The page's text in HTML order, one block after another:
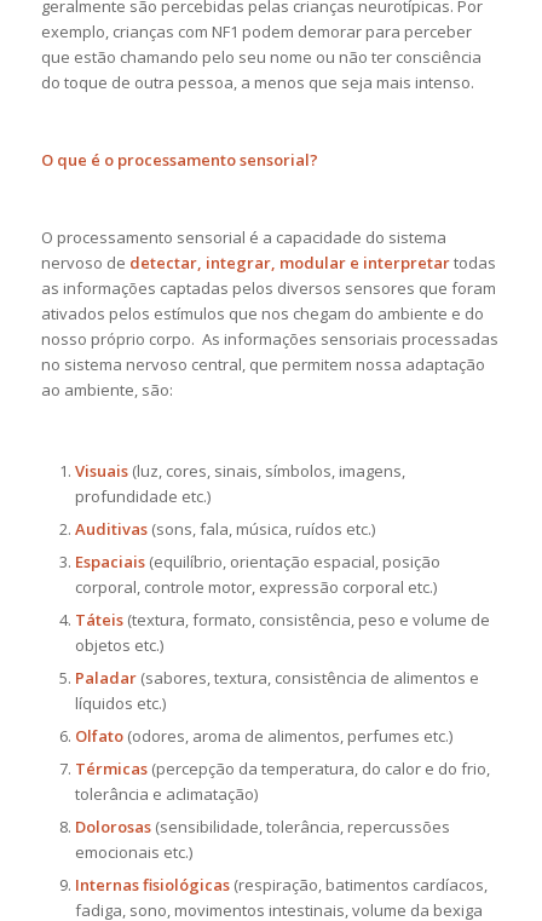
geralmente são percebidas pelas crianças neurotípicas. Por
exemplo, crianças com NF1 podem demorar para perceber
que estão chamando pelo seu nome ou não ter consciência
do toque de outra pessoa, a menos que seja mais intenso.
O que é o processamento sensorial?
O processamento sensorial é a capacidade do sistema
nervoso de detectar, integrar, modular e interpretartodas
as informações captadas pelos diversos sensores que foram
ativados pelos estímulos que nos chegam do ambiente e do
nosso próprio corpo. As informações sensoriais processadas
no sistema nervoso central, que permitem nossa adaptação
ao ambiente, são:
Visuais(luz, cores, sinais, símbolos, imagens,
profundidade etc.)
Auditivas (sons, fala, música, ruídos etc.)
Espaciais(equilíbrio, orientação espacial, posição
corporal, controle motor, expressão corporal etc.)
Táteis(textura, formato, consistência, peso e volume de
objetos etc.)
Paladar(sabores, textura, consistência de alimentos e
líquidos etc.)
Olfato (odores, aroma de alimentos, perfumes etc.)
Térmicas (percepção da temperatura, do calor e do frio,
tolerância e aclimatação)
Dolorosas(sensibilidade, tolerância, repercussões
emocionais etc.)
Internas fisiológicas(respiração, batimentos cardíacos,
fadiga, sono, movimentos intestinais, volume da bexiga